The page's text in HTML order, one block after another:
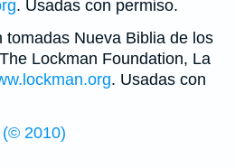
. Usadas con permiso.
tomadas Nueva Biblia de los
Lockman Foundation, La
. Usadas con
(© 2010)